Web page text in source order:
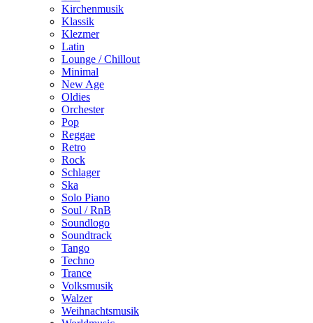
Kirchenmusik
Klassik
Klezmer
Latin
Lounge / Chillout
Minimal
New Age
Oldies
Orchester
Pop
Reggae
Retro
Rock
Schlager
Ska
Solo Piano
Soul / RnB
Soundlogo
Soundtrack
Tango
Techno
Trance
Volksmusik
Walzer
Weihnachtsmusik